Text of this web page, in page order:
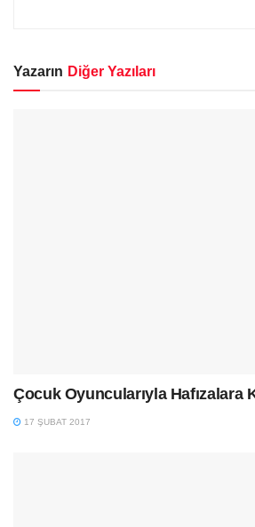
Yazarın Diğer Yazıları
Çocuk Oyuncularıyla Hafızalara
17 ŞUBAT 2017